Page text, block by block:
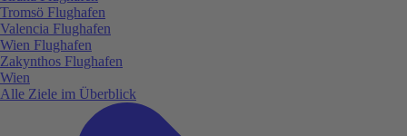
Tromsö Flughafen
Valencia Flughafen
Wien Flughafen
Zakynthos Flughafen
Wien
Alle Ziele im Überblick